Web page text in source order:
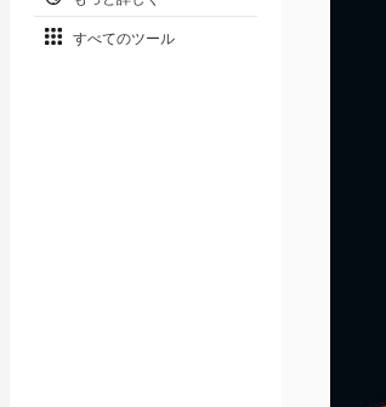
すべてのツール